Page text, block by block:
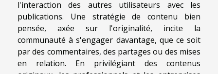
l'interaction des autres utilisateurs avec les
publications. Une stratégie de contenu bien
pensée, axée sur l'originalité, incite la
communauté à s'engager davantage, que ce soit
par des commentaires, des partages ou des mises
en relation. En privilégiant des contenus